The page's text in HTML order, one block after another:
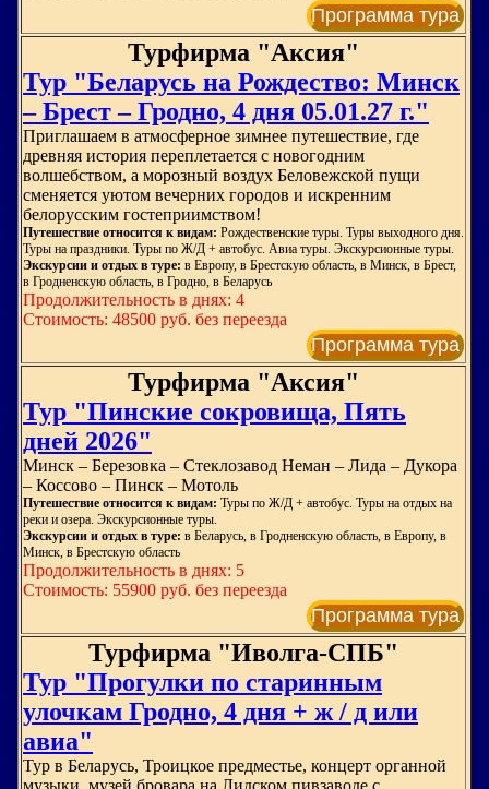
Программа тура
Турфирма "Аксия"
Тур "Беларусь на Рождество: Минск
– Брест – Гродно, 4 дня 05.01.27 г."
Приглашаем в атмосферное зимнее путешествие, где
древняя история переплетается с новогодним
волшебством, а морозный воздух Беловежской пущи
сменяется уютом вечерних городов и искренним
белорусским гостеприимством!
Путешествие относится к видам: Рождественские туры. Туры выходного дня.
Туры на праздники. Туры по Ж/Д + автобус. Авиа туры. Экскурсионные туры.
Экскурсии и отдых в туре: в Европу, в Брестскую область, в Минск, в Брест,
в Гродненскую область, в Гродно, в Беларусь
Продолжительность в днях: 4
Стоимость: 48500 руб. без переезда
Программа тура
Турфирма "Аксия"
Тур "Пинские сокровища, Пять
дней 2026"
Минск – Березовка – Стеклозавод Неман – Лида – Дукора
– Коссово – Пинск – Мотоль
Путешествие относится к видам: Туры по Ж/Д + автобус. Туры на отдых на
реки и озера. Экскурсионные туры.
Экскурсии и отдых в туре: в Беларусь, в Гродненскую область, в Европу, в
Минск, в Брестскую область
Продолжительность в днях: 5
Стоимость: 55900 руб. без переезда
Программа тура
Турфирма "Иволга-СПБ"
Тур "Прогулки по старинным
улочкам Гродно, 4 дня + ж / д или
авиа"
Тур в Беларусь, Троицкое предместье, концерт органной
музыки, музей бровара на Лидском пивзаводе с